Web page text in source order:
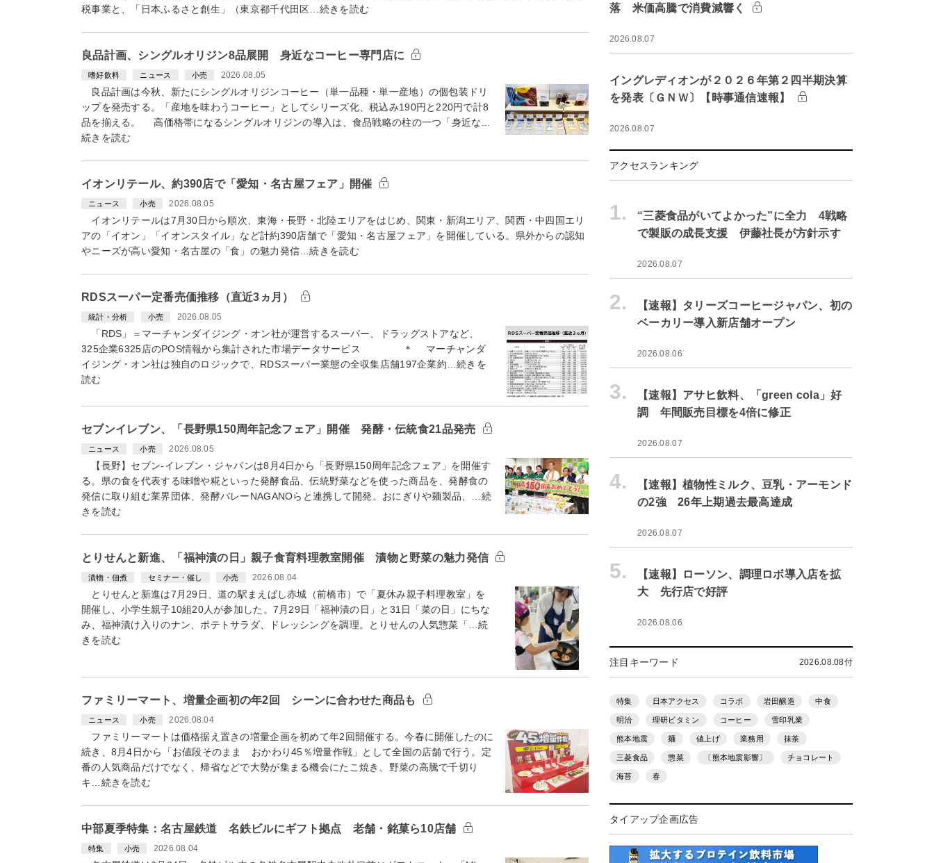
税事業と、「日本ふるさと創生」（東京都千代田区…続きを読む
良品計画、シングルオリジン8品展開 身近なコーヒー専門店に
嗜好飲料 ニュース 小売 2026.08.05
良品計画は今秋、新たにシングルオリジンコーヒー（単一品種・単一産地）の個包装ドリ
ップを発売する。「産地を味わうコーヒー」としてシリーズ化、税込み190円と220円で計8
品を揃える。 高価格帯になるシングルオリジンの導入は、食品戦略の柱の一つ「身近な…
続きを読む
イオンリテール、約390店で「愛知・名古屋フェア」開催
ニュース 小売 2026.08.05
イオンリテールは7月30日から順次、東海・長野・北陸エリアをはじめ、関東・新潟エリア、関西・中四国エリ
アの「イオン」「イオンスタイル」など計約390店舗で「愛知・名古屋フェア」を開催している。県外からの認知
やニーズが高い愛知・名古屋の「食」の魅力発信…続きを読む
RDSスーパー定番売価推移（直近3ヵ月）
統計・分析 小売 2026.08.05
「RDS」＝マーチャンダイジング・オン社が運営するスーパー、ドラッグストアなど、
325企業6325店のPOS情報から集計された市場データサービス ＊ マーチャンダ
イジング・オン社は独自のロジックで、RDSスーパー業態の全収集店舗197企業約…続きを
読む
セブンイレブン、「長野県150周年記念フェア」開催 発酵・伝統食21品発売
ニュース 小売 2026.08.05
【長野】セブン-イレブン・ジャパンは8月4日から「長野県150周年記念フェア」を開催す
る。県の食を代表する味噌や糀といった発酵食品、伝統野菜などを使った商品を、発酵食の
発信に取り組む業界団体、発酵バレーNAGANOらと連携して開発。おにぎりや麺製品、…続
きを読む
とりせんと新進、「福神漬の日」親子食育料理教室開催 漬物と野菜の魅力発信
漬物・佃煮 セミナー・催し 小売 2026.08.04
とりせんと新進は7月29日、道の駅まえばし赤城（前橋市）で「夏休み親子料理教室」を
開催し、小学生親子10組20人が参加した。7月29日「福神漬の日」と31日「菜の日」にちな
み、福神漬け入りのナン、ポテトサラダ、ドレッシングを調理。とりせんの人気惣菜「…続
きを読む
ファミリーマート、増量企画初の年2回 シーンに合わせた商品も
ニュース 小売 2026.08.04
ファミリーマートは価格据え置きの増量企画を初めて年2回開催する。今春に開催したのに
続き、8月4日から「お値段そのまま おかわり45％増量作戦」として全国の店舗で行う。定
番の人気商品だけでなく、帰省などで大勢が集まる機会にたこ焼き、野菜の高騰で千切り
キ…続きを読む
中部夏季特集：名古屋鉄道 名鉄ビルにギフト拠点 老舗・銘菓ら10店舗
特集 小売 2026.08.04
落 米価高騰で消費減響く
2026.08.07
イングレディオンが２０２６年第２四半期決算
を発表〔ＧＮＷ〕【時事通信速報】
2026.08.07
アクセスランキング
1.
“三菱食品がいてよかった”に全力 4戦略
で製販の成長支援 伊藤社長が方針示す
2026.08.07
2.
【速報】タリーズコーヒージャパン、初の
ベーカリー導入新店舗オープン
2026.08.06
3.
【速報】アサヒ飲料、「green cola」好
調 年間販売目標を4倍に修正
2026.08.07
4.
【速報】植物性ミルク、豆乳・アーモンド
の2強 26年上期過去最高達成
2026.08.07
5.
【速報】ローソン、調理ロボ導入店を拡
大 先行店で好評
2026.08.06
注目キーワード 2026.08.08付
特集 日本アクセス コラボ 岩田醸造 中食
明治 理研ビタミン コーヒー 雪印乳業
熊本地震 麺 値上げ 業務用 抹茶
三菱食品 惣菜 〔熊本地震影響〕 チョコレート
海苔 春
タイアップ企画広告